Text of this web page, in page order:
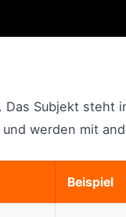
Subjekt steht
werden mit
Beispiel